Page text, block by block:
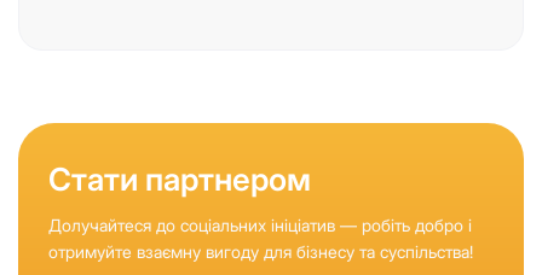
Стати партнером
Долучайтеся до соціальних ініціатив — робіть добро і
отримуйте взаємну вигоду для бізнесу та суспільства!